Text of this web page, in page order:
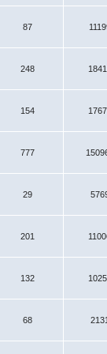
87
248
154
777
29
201
132
68 2131